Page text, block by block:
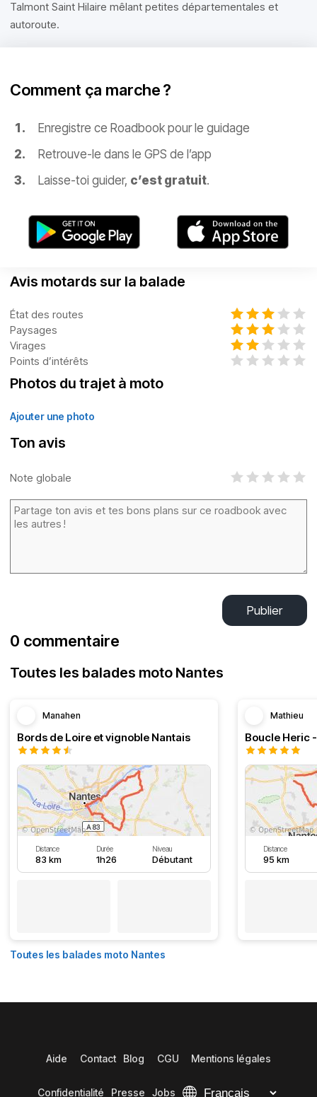
Talmont Saint Hilaire mêlant petites départementales et
autoroute.
Comment ça marche ?
Enregistre ce Roadbook pour le guidage
Retrouve-le dans le GPS de l’app
Laisse-toi guider, c’est gratuit.
Avis motards sur la balade
État des routes
Paysages
Virages
Points d’intérêts
Photos du trajet à moto
Ajouter une photo
Ton avis
Note globale
Publier
0 commentaire
Toutes les balades moto Nantes
Manahen
Bords de Loire et vignoble Nantais
Distance
83 km
Durée
1h26
Niveau
Débutant
Mathieu
Boucle Heric
Distance
95 km
Toutes les balades moto Nantes
Aide Contact Blog CGU Mentions légales
Confidentialité Presse Jobs